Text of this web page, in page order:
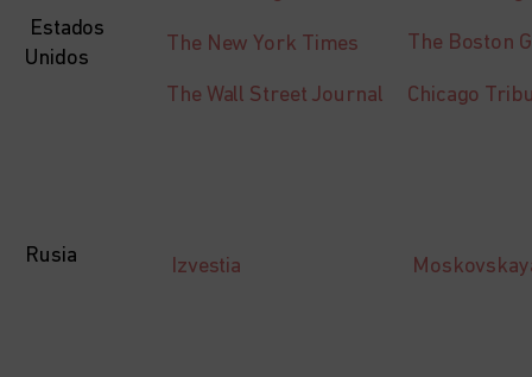
Estados
Unidos
The New York Times
The Wall Street Journal
The Boston
Chicago
Rusia Izvestia